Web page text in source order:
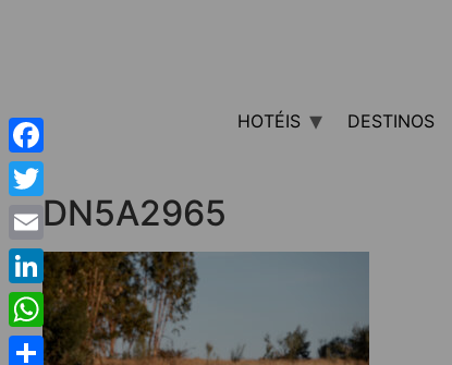
HOTÉIS DESTINOS
DN5A2965
Facebook
Twitter
Email
LinkedIn
WhatsApp